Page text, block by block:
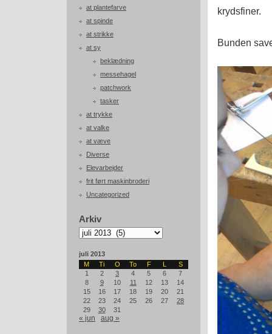
at plantefarve
at spinde
at strikke
at sy
beklædning
messehagel
patchwork
tasker
at trykke
at valke
at væve
Diverse
Elevarbejder
frit ført maskinbroderi
Uncategorized
Arkiv
Arkiv
juli 2013
M
Ti O To F L
S
1
2 3 4 5 6
7
8
9 10 11 12 13
14
15
16 17 18 19 20
21
22
23 24 25 26 27
28
29
30 31
« jun aug »
krydsfiner.
Bunden